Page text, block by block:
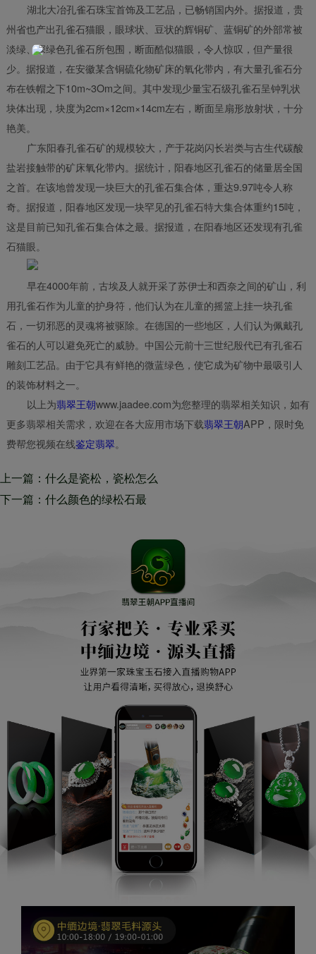
湖北大冶孔雀石珠宝首饰及工艺品，已畅销国内外。据报道，贵
州省也产出孔雀石猫眼，眼球状、豆状的辉铜矿、蓝铜矿的外部常被
淡绿、深绿色孔雀石所包围，断面酷似猫眼，令人惊叹，但产量很
少。据报道，在安徽某含铜硫化物矿床的氧化带内，有大量孔雀石分
布在铁帽之下10m~3Om之间。其中发现少量宝石级孔雀石呈钟乳状
块体出现，块度为2cm×12cm×14cm左右，断面呈扇形放射状，十分
艳美。
广东阳春孔雀石矿的规模较大，产于花岗闪长岩类与古生代碳酸
盐岩接触带的矿床氧化带内。据统计，阳春地区孔雀石的储量居全国
之首。在该地曾发现一块巨大的孔雀石集合体，重达9.97吨令人称
奇。据报道，阳春地区发现一块罕见的孔雀石特大集合体重约15吨，
这是目前已知孔雀石集合体之最。据报道，在阳春地区还发现有孔雀
石猫眼。
早在4000年前，古埃及人就开采了苏伊士和西奈之间的矿山，利
用孔雀石作为儿童的护身符，他们认为在儿童的摇篮上挂一块孔雀
石，一切邪恶的灵魂将被驱除。在德国的一些地区，人们认为佩戴孔
雀石的人可以避免死亡的威胁。中国公元前十三世纪殷代已有孔雀石
雕刻工艺品。由于它具有鲜艳的微蓝绿色，使它成为矿物中最吸引人
的装饰材料之一。
以上为翡翠王朝www.jaadee.com为您整理的翡翠相关知识，如有
更多翡翠相关需求，欢迎在各大应用市场下载翡翠王朝APP，限时免
费帮您视频在线鉴定翡翠。
上一篇：什么是瓷松，瓷松怎么
形成的
下一篇：什么颜色的绿松石最